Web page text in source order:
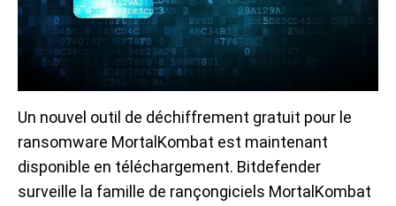
Un nouvel outil de déchiffrement gratuit pour le
ransomware MortalKombat est maintenant
disponible en téléchargement. Bitdefender
surveille la famille de rançongiciels MortalKombat